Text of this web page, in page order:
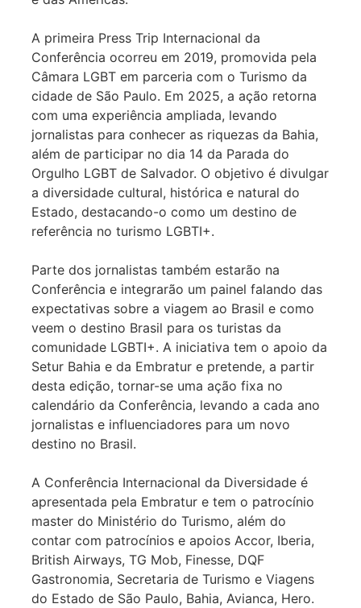
A primeira Press Trip Internacional da
Conferência ocorreu em 2019, promovida pela
Câmara LGBT em parceria com o Turismo da
cidade de São Paulo. Em 2025, a ação retorna
com uma experiência ampliada, levando
jornalistas para conhecer as riquezas da Bahia,
além de participar no dia 14 da Parada do
Orgulho LGBT de Salvador. O objetivo é divulgar
a diversidade cultural, histórica e natural do
Estado, destacando-o como um destino de
referência no turismo LGBTI+.
Parte dos jornalistas também estarão na
Conferência e integrarão um painel falando das
expectativas sobre a viagem ao Brasil e como
veem o destino Brasil para os turistas da
comunidade LGBTI+. A iniciativa tem o apoio da
Setur Bahia e da Embratur e pretende, a partir
desta edição, tornar-se uma ação fixa no
calendário da Conferência, levando a cada ano
jornalistas e influenciadores para um novo
destino no Brasil.
A Conferência Internacional da Diversidade é
apresentada pela Embratur e tem o patrocínio
master do Ministério do Turismo, além do
contar com patrocínios e apoios Accor, Iberia,
British Airways, TG Mob, Finesse, DQF
Gastronomia, Secretaria de Turismo e Viagens
do Estado de São Paulo, Bahia, Avianca, Hero.